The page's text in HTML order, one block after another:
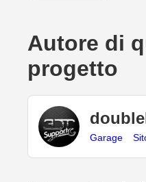
Autore di
progetto
Garage